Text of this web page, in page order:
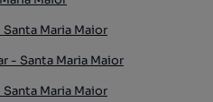
Maria Maior
- Santa Maria Maior
Maria Maior